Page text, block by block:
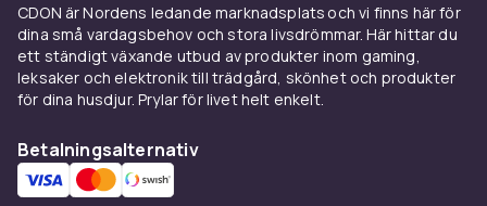
CDON är Nordens ledande marknadsplats och vi finns här för
dina små vardagsbehov och stora livsdrömmar. Här hittar du
ett ständigt växande utbud av produkter inom gaming,
leksaker och elektronik till trädgård, skönhet och produkter
för dina husdjur. Prylar för livet helt enkelt.
Betalningsalternativ